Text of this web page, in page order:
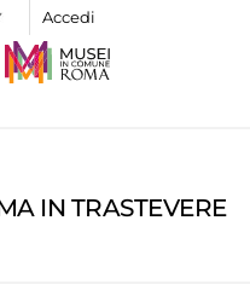
Accedi
IN TRASTEVERE